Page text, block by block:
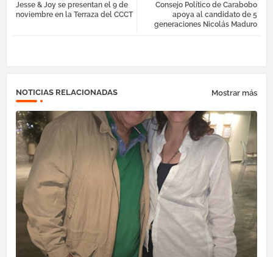
ebo tter egr atsa
Consejo Político de Carabobo
apoya al candidato de 5
generaciones Nicolás Maduro
Jesse & Joy se presentan el 9 de
noviembre en la Terraza del CCCT
NOTICIAS RELACIONADAS Mostrar más